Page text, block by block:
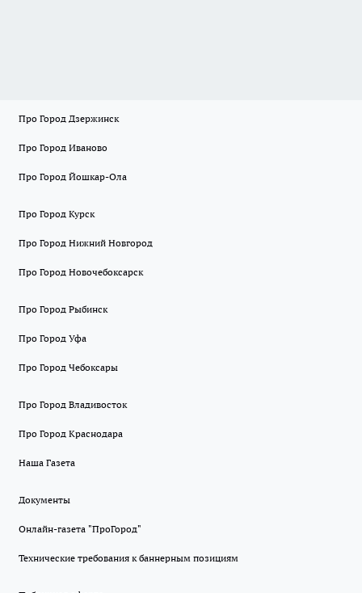
Про Город Дзержинск
Про Город Иваново
Про Город Йошкар-Ола
Про Город Курск
Про Город Нижний Новгород
Про Город Новочебоксарск
Про Город Рыбинск
Про Город Уфа
Про Город Чебоксары
Про Город Владивосток
Про Город Краснодара
Наша Газета
Документы
Онлайн-газета "ПроГород"
Технические требования к баннерным позициям